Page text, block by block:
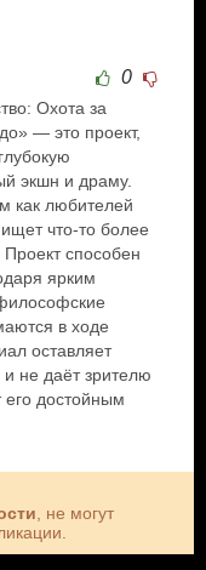
0
Охота за
— это проект,
экшн и драму.
как любителей
ищет что-то более
способен
ярким
в ходе
оставляет
не даёт зрителю
его достойным
, не могут